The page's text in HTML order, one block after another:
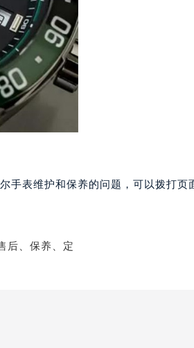
（需提前预约）
约）
预约）
手表维护和保养的问题，可以拨打页